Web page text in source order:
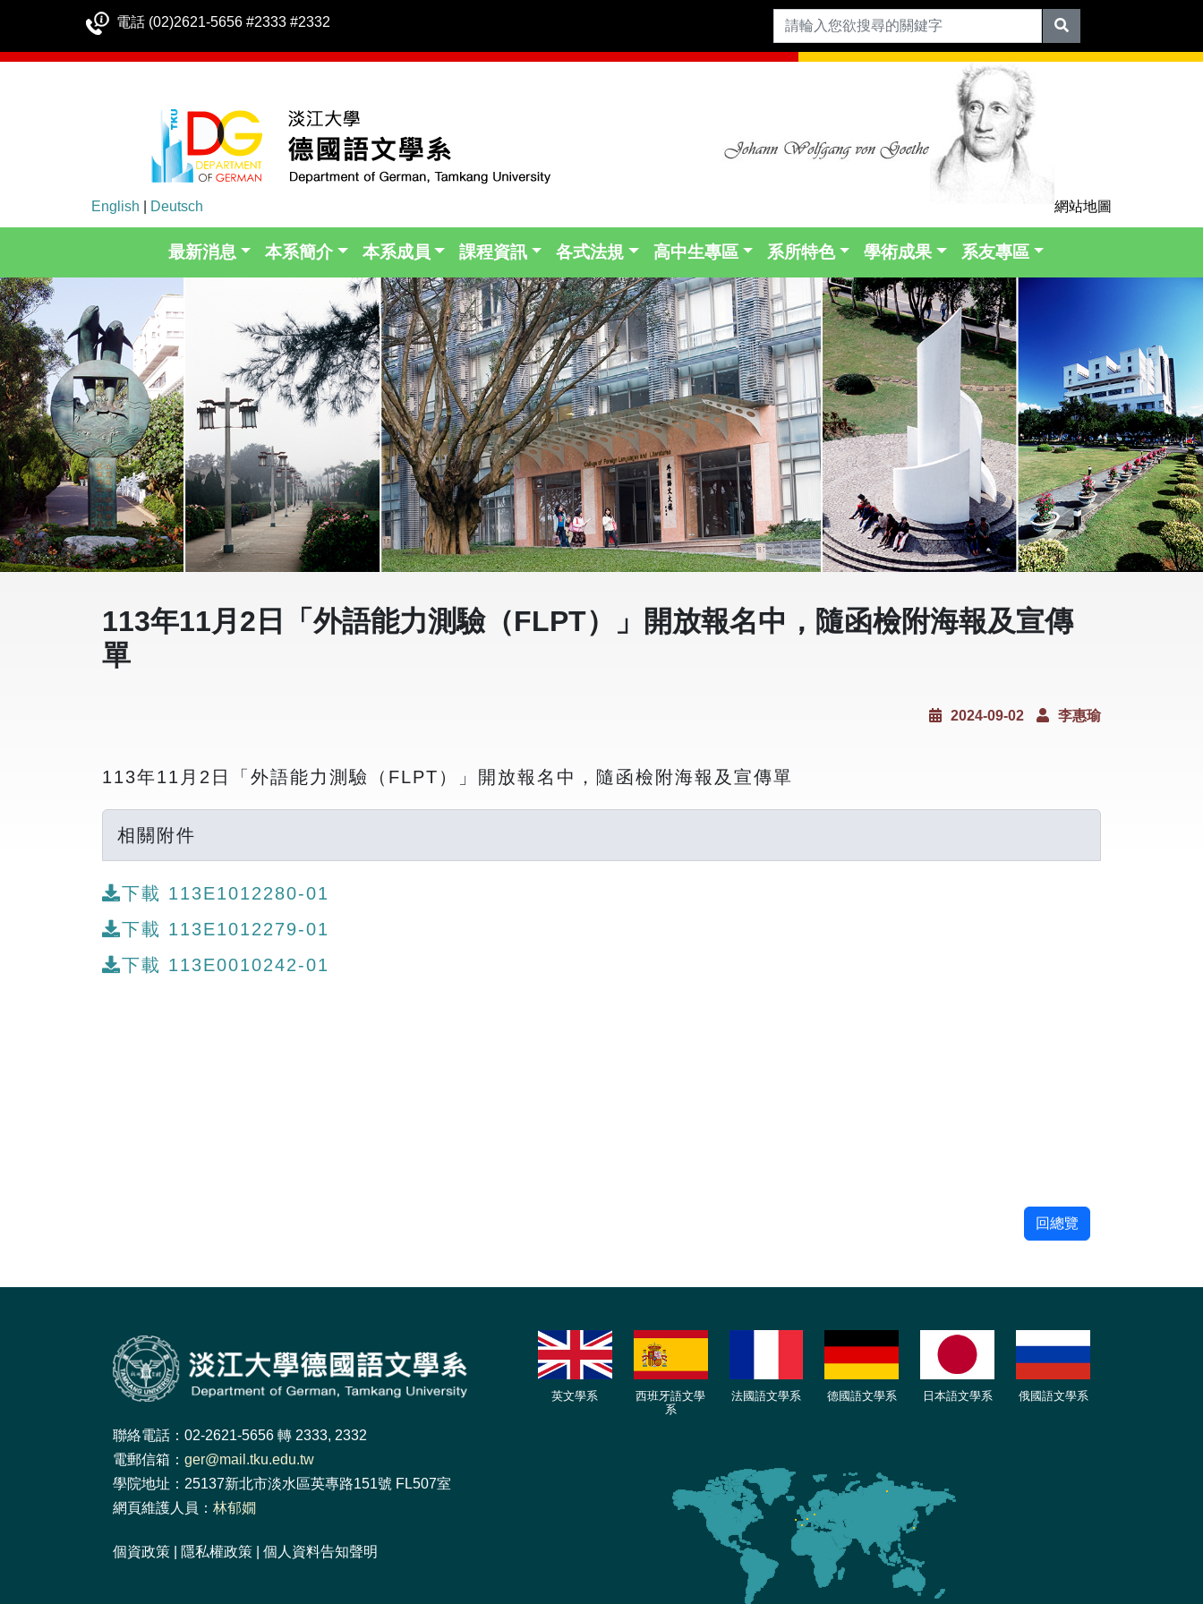
電話 (02)2621-5656 #2333 #2332
English Deutsch 網站地圖
最新消息 本系簡介 本系成員 課程資訊 各式法規 高中生專區 系所特色 學術成果 系友專區
113年11月2日「外語能力測驗（FLPT）」開放報名中，隨函檢附海報及宣傳
單
2024-09-02 李惠瑜
113年11月2日「外語能力測驗（FLPT）」開放報名中，隨函檢附海報及宣傳單
相關附件
下載 113E1012280-01
下載 113E1012279-01
下載 113E0010242-01
回總覽
聯絡電話：02-2621-5656 轉 2333, 2332
電郵信箱： ger@mail.tku.edu.tw
學院地址：25137新北市淡水區英專路151號 FL507室
網頁維護人員： 林郁嫺
個資政策 隱私權政策 個人資料告知聲明
英文學系
西班牙語文學
系
法國語文學系 德國語文學系 日本語文學系 俄國語文學系